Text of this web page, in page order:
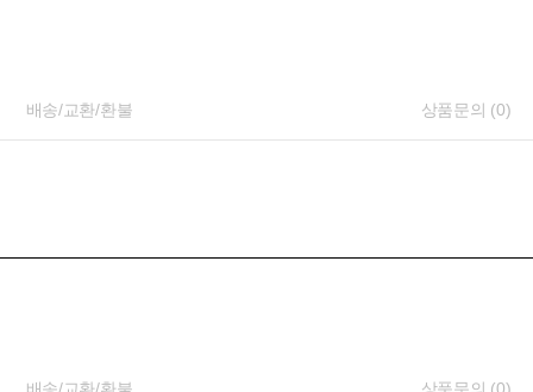
배송/교환/환불 상품문의 (0)